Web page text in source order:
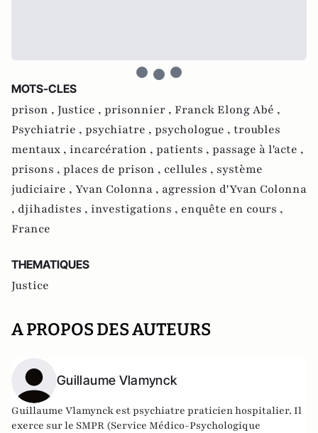
MOTS-CLES
prison , Justice , prisonnier , Franck Elong Abé ,
Psychiatrie , psychiatre , psychologue , troubles
mentaux , incarcération , patients , passage à l'acte ,
prisons , places de prison , cellules , système
judiciaire , Yvan Colonna , agression d'Yvan Colonna
, djihadistes , investigations , enquête en cours ,
France
THEMATIQUES
Justice
A PROPOS DES AUTEURS
Guillaume Vlamynck
Guillaume Vlamynck est psychiatre praticien hospitalier. Il
exerce sur le SMPR (Service Médico-Psychologique